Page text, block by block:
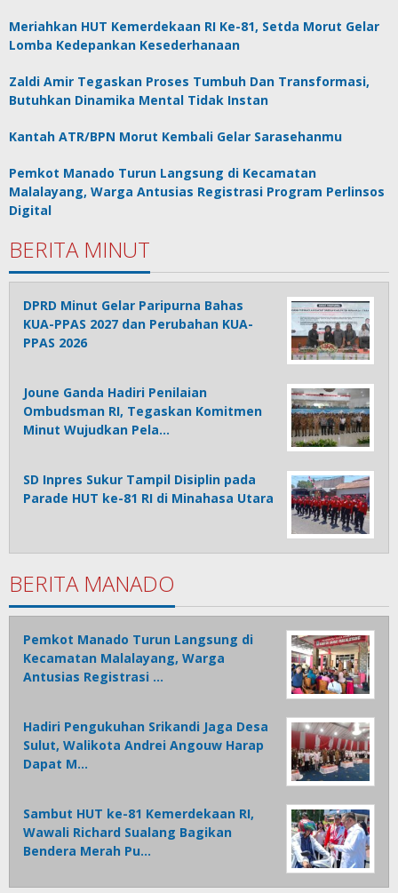
Meriahkan HUT Kemerdekaan RI Ke-81, Setda Morut Gelar
Lomba Kedepankan Kesederhanaan
Zaldi Amir Tegaskan Proses Tumbuh Dan Transformasi,
Butuhkan Dinamika Mental Tidak Instan
Kantah ATR/BPN Morut Kembali Gelar Sarasehanmu
Pemkot Manado Turun Langsung di Kecamatan
Malalayang, Warga Antusias Registrasi Program Perlinsos
Digital
BERITA MINUT
DPRD Minut Gelar Paripurna Bahas
KUA-PPAS 2027 dan Perubahan KUA-
PPAS 2026
Joune Ganda Hadiri Penilaian
Ombudsman RI, Tegaskan Komitmen
Minut Wujudkan Pela…
SD Inpres Sukur Tampil Disiplin pada
Parade HUT ke-81 RI di Minahasa Utara
BERITA MANADO
Pemkot Manado Turun Langsung di
Kecamatan Malalayang, Warga
Antusias Registrasi …
Hadiri Pengukuhan Srikandi Jaga Desa
Sulut, Walikota Andrei Angouw Harap
Dapat M…
Sambut HUT ke-81 Kemerdekaan RI,
Wawali Richard Sualang Bagikan
Bendera Merah Pu…